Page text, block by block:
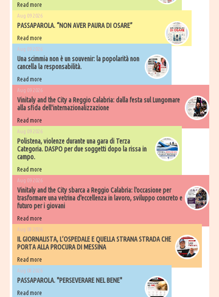
Read more
Aug 09 2026
PASSAPAROLA. “NON AVER PAURA DI OSARE”
Read more
Aug 09 2026
Una scimmia non è un souvenir: la popolarità non
cancella la responsabilità.
Read more
Aug 09 2026
Vinitaly and the City a Reggio Calabria: dalla festa sul Lungomare
alla sfida dell'internazionalizzazione
Read more
Aug 09 2026
Polistena, violenze durante una gara di Terza
Categoria. DASPO per due soggetti dopo la rissa in
campo.
Read more
Aug 09 2026
Vinitaly and the City sbarca a Reggio Calabria: l'occasione per
trasformare una vetrina d'eccellenza in lavoro, sviluppo concreto e
futuro per i giovani
Read more
Aug 08 2026
IL GIORNALISTA, L’OSPEDALE E QUELLA STRANA STRADA CHE
PORTA ALLA PROCURA DI MESSINA
Read more
Aug 08 2026
PASSAPAROLA. "PERSEVERARE NEL BENE"
Read more